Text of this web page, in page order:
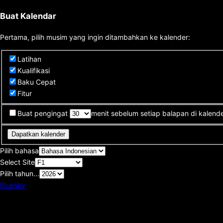
Buat Kalendar
Pertama, pilih musim yang ingin ditambahkan ke kalender:
Latihan
Kualifikasi
Baku Cepat
Fitur
Buat pengingat menit sebelum setiap balapan di
Dapatkan kalender
Pilih bahasa
Select Site
Pilih tahun...
Bluesky